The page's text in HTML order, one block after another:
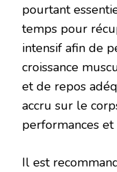
pourtant
temps pour
intensif afin de
croissance
et de repos
accru sur le
performances
Il est